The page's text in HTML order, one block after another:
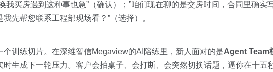
我买房遇到这种事也急”（确认）；”咱们现在聊的是交房时间，合同里确实
先帮您联系工程部现场看？”（选择）。
个训练切片。在深维智信Megaview的AI陪练里，新人面对的是Agent Team
时生成下一轮压力。客户会拍桌子、会打断、会突然切换话题，逼你在十五